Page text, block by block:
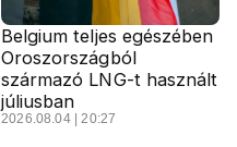
Belgium teljes egészében
Oroszországból
származó LNG-t használt
júliusban
2026.08.04 | 20:27